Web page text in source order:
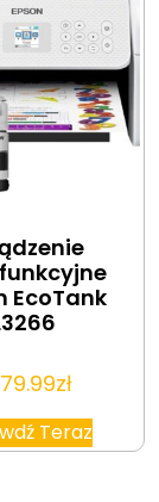
EcoTank
zł
Teraz